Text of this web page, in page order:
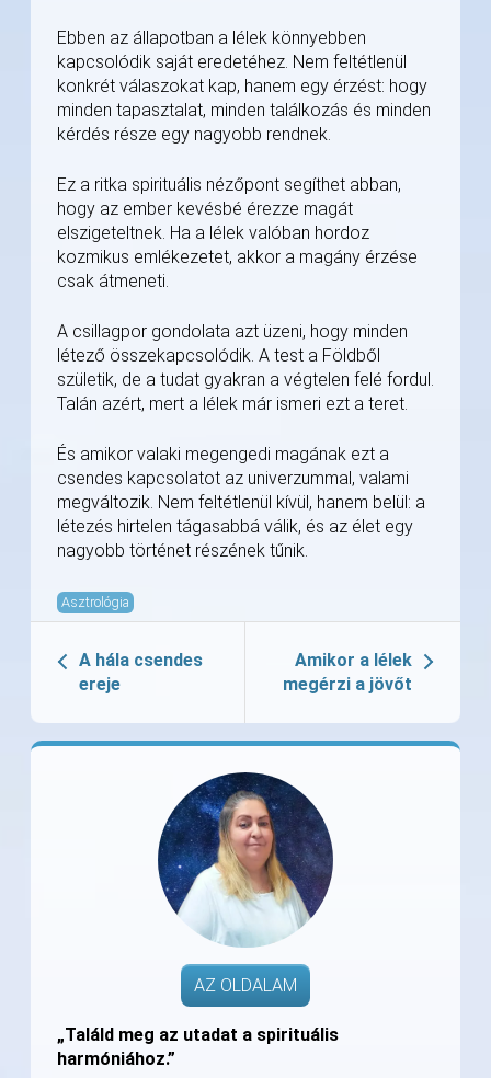
Ebben az állapotban a lélek könnyebben
kapcsolódik saját eredetéhez. Nem feltétlenül
konkrét válaszokat kap, hanem egy érzést: hogy
minden tapasztalat, minden találkozás és minden
kérdés része egy nagyobb rendnek.
Ez a ritka spirituális nézőpont segíthet abban,
hogy az ember kevésbé érezze magát
elszigeteltnek. Ha a lélek valóban hordoz
kozmikus emlékezetet, akkor a magány érzése
csak átmeneti.
A csillagpor gondolata azt üzeni, hogy minden
létező összekapcsolódik. A test a Földből
születik, de a tudat gyakran a végtelen felé fordul.
Talán azért, mert a lélek már ismeri ezt a teret.
És amikor valaki megengedi magának ezt a
csendes kapcsolatot az univerzummal, valami
megváltozik. Nem feltétlenül kívül, hanem belül: a
létezés hirtelen tágasabbá válik, és az élet egy
nagyobb történet részének tűnik.
Asztrológia
A hála csendes
ereje
Amikor a lélek
megérzi a jövőt
AZ OLDALAM
„Találd meg az utadat a spirituális
harmóniához.”